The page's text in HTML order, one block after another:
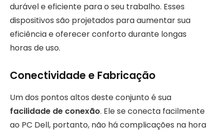
durável e eficiente para o seu trabalho. Esses
dispositivos são projetados para aumentar sua
eficiência e oferecer conforto durante longas
horas de uso.
Conectividade e Fabricação
Um dos pontos altos deste conjunto é sua
facilidade de conexão. Ele se conecta facilmente
ao PC Dell, portanto, não há complicações na hora